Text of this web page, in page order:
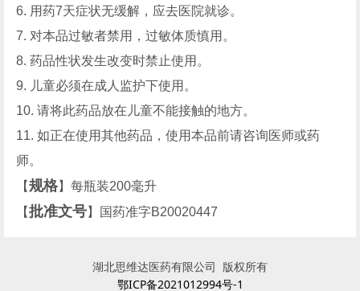
6. 用药7天症状无缓解，应去医院就诊。
7. 对本品过敏者禁用，过敏体质慎用。
8. 药品性状发生改变时禁止使用。
9. 儿童必须在成人监护下使用。
10. 请将此药品放在儿童不能接触的地方。
11. 如正在使用其他药品，使用本品前请咨询医师或药
师。
【规格】每瓶装200毫升
【批准文号】国药准字B20020447
湖北思维达医药有限公司 版权所有
鄂ICP备2021012994号-1